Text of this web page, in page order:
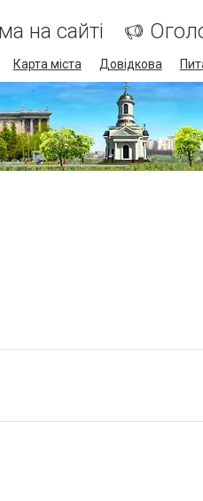
на сайті
Карта міста Довідкова